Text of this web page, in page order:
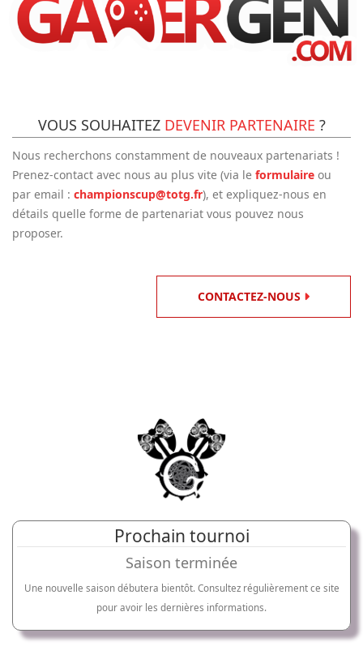
VOUS SOUHAITEZ DEVENIR PARTENAIRE ?
Nous recherchons constamment de nouveaux partenariats !
Prenez-contact avec nous au plus vite (via le formulaire ou
par email : championscup@totg.fr), et expliquez-nous en
détails quelle forme de partenariat vous pouvez nous
proposer.
CONTACTEZ-NOUS
Prochain tournoi
Saison terminée
Une nouvelle saison débutera bientôt. Consultez régulièrement ce site
pour avoir les dernières informations.